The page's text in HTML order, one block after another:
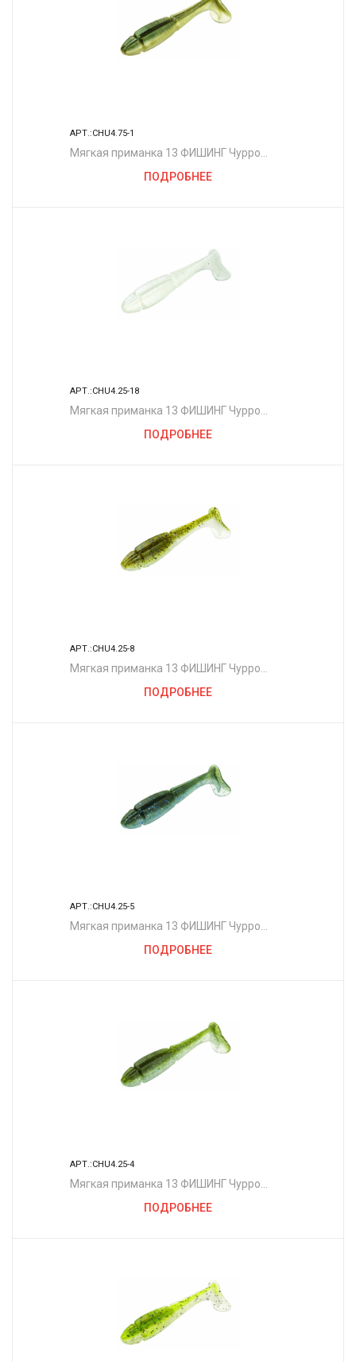
АРТ.:CHU4.75-1
Мягкая приманка 13 ФИШИНГ Чурро
ПОДРОБНЕЕ
АРТ.:CHU4.25-18
Мягкая приманка 13 ФИШИНГ Чурро
ПОДРОБНЕЕ
АРТ.:CHU4.25-8
Мягкая приманка 13 ФИШИНГ Чурро
ПОДРОБНЕЕ
АРТ.:CHU4.25-5
Мягкая приманка 13 ФИШИНГ Чурро
ПОДРОБНЕЕ
АРТ.:CHU4.25-4
Мягкая приманка 13 ФИШИНГ Чурро
ПОДРОБНЕЕ